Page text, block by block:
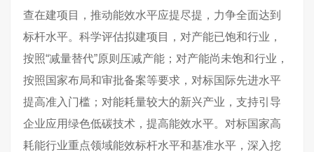
查在建项目，推动能效水平应提尽提，力争全面达到
标杆水平。科学评估拟建项目，对产能已饱和行业，
按照“减量替代”原则压减产能；对产能尚未饱和行业，
按照国家布局和审批备案等要求，对标国际先进水平
提高准入门槛；对能耗量较大的新兴产业，支持引导
企业应用绿色低碳技术，提高能效水平。对标国家高
耗能行业重点领域能效标杆水平和基准水平，深入挖